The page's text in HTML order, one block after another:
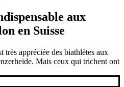
aux
en Suisse
très appréciée des biathlètes aux
Mais ceux qui trichent ont